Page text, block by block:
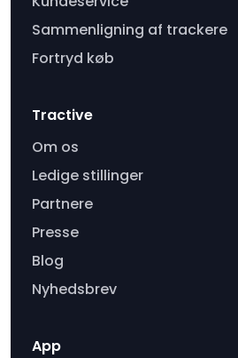
Sammenligning af trackere
Fortryd køb
Tractive
Om os
Ledige stillinger
Partnere
Presse
Blog
Nyhedsbrev
App